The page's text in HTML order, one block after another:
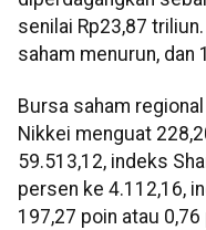
senilai Rp23,87
saham menurun, dan
Bursa saham
Nikkei menguat
59.513,12, indeks
persen ke 4.112,16,
197,27 poin atau